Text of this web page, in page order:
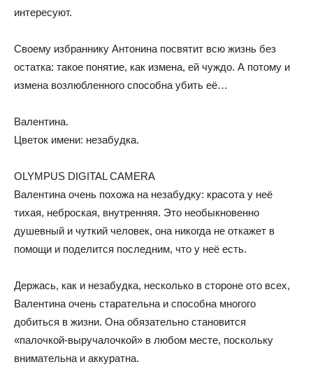
интересуют.
Своему избраннику Антонина посвятит всю жизнь без
остатка: такое понятие, как измена, ей чуждо. А потому и
измена возлюбленного способна убить её…
Валентина.
Цветок имени: незабудка.
OLYMPUS DIGITAL CAMERA
Валентина очень похожа на незабудку: красота у неё
тихая, неброская, внутренняя. Это необыкновенно
душевный и чуткий человек, она никогда не откажет в
помощи и поделится последним, что у неё есть.
Держась, как и незабудка, несколько в стороне ото всех,
Валентина очень старательна и способна многого
добиться в жизни. Она обязательно становится
«палочкой-выручалочкой» в любом месте, поскольку
внимательна и аккуратна.